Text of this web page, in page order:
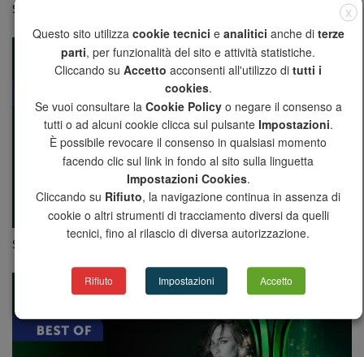
SPECIALE MCE 2022
SPECIALE MCE | Miscelatrici
X
Questo sito utilizza cookie tecnici e analitici anche di terze
parti, per funzionalità del sito e attività statistiche.
Cliccando su Accetto acconsenti all'utilizzo di tutti i
cookies.
Se vuoi consultare la Cookie Policyo negare il consenso a
tutti o ad alcuni cookie clicca sul pulsante Impostazioni.
È possibile revocare il consenso in qualsiasi momento
facendo clic sul link in fondo al sito sulla linguetta
Impostazioni Cookies.
Cliccando su Rifiuto, la navigazione continua in assenza di
cookie o altri strumenti di tracciamento diversi da quelli
tecnici, fino al rilascio di diversa autorizzazione.
Rifiuto Impostazioni Accetto